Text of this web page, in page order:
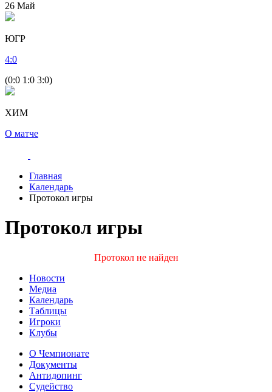
26 Май
ЮГР
4:0
(0:0 1:0 3:0)
ХИМ
О матче
Главная
Календарь
Протокол игры
Протокол игры
Протокол не найден
Новости
Медиа
Календарь
Таблицы
Игроки
Клубы
О Чемпионате
Документы
Антидопинг
Судейство